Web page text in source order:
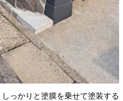
っかりと塗膜を乗せて塗装する